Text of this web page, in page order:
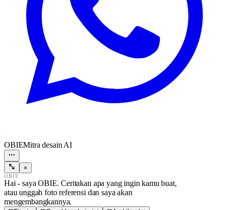
OBIEMitra desain AI
×
OBIE
Hai - saya OBIE. Ceritakan apa yang ingin kamu buat,
atau unggah foto referensi dan saya akan
mengembangkannya.